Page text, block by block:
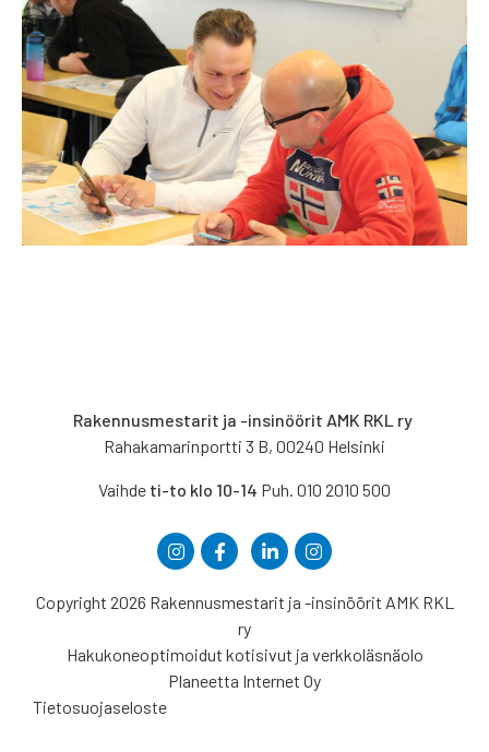
Rakennusmestarit ja -insinöörit AMK RKL ry
Rahakamarinportti 3 B, 00240 Helsinki
Vaihde ti-to klo 10-14 Puh. 010 2010 500
Copyright 2026 Rakennusmestarit ja -insinöörit AMK RKL
ry
Hakukoneoptimoidut kotisivut ja verkkoläsnäolo
Planeetta Internet Oy
Tietosuojaseloste